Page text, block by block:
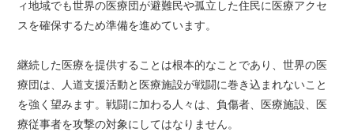
ィ地域でも世界の医療団が避難民や孤立した住民に医療アクセ
スを確保するため準備を進めています。
継続した医療を提供することは根本的なことであり、世界の医
療団は、人道支援活動と医療施設が戦闘に巻き込まれないこと
を強く望みます。戦闘に加わる人々は、負傷者、医療施設、医
療従事者を攻撃の対象にしてはなりません。